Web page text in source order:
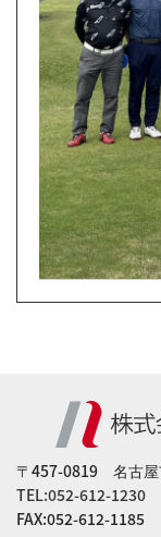
〒457-0819 名古屋
TEL:052-612-1230
FAX:052-612-1185